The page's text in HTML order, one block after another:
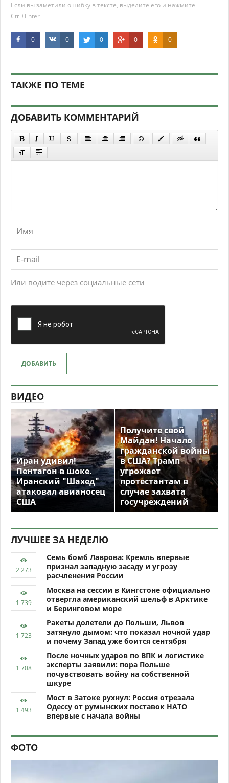
Если вы заметили ошибку в тексте, выделите его и нажмите
Ctrl+Enter
0 0 0 0 0
ТАКЖЕ ПО ТЕМЕ
ДОБАВИТЬ КОММЕНТАРИЙ
Или водите через социальные сети
ДОБАВИТЬ
ВИДЕО
Иран удивил!
Пентагон в шоке.
Иранский "Шахед"
атаковал авианосец
США
Получите свой
Майдан! Начало
гражданской войны
в США? Трамп
угрожает
протестантам в
случае захвата
госучреждений
ЛУЧШЕЕ ЗА НЕДЕЛЮ
Семь бомб Лаврова: Кремль впервые
признал западную засаду и угрозу
расчленения России
Москва на сессии в Кингстоне официально
отвергла американский шельф в Арктике
и Беринговом море
Ракеты долетели до Польши, Львов
затянуло дымом: что показал ночной удар
и почему Запад уже боится сентября
После ночных ударов по ВПК и логистике
эксперты заявили: пора Польше
почувствовать войну на собственной
шкуре
Мост в Затоке рухнул: Россия отрезала
Одессу от румынских поставок НАТО
впервые с начала войны
ФОТО